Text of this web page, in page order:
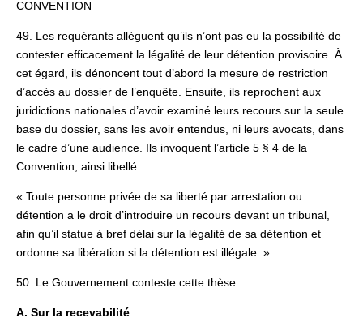
CONVENTION
49. Les requérants allèguent qu’ils n’ont pas eu la possibilité de
contester efficacement la légalité de leur détention provisoire. À
cet égard, ils dénoncent tout d’abord la mesure de restriction
d’accès au dossier de l’enquête. Ensuite, ils reprochent aux
juridictions nationales d’avoir examiné leurs recours sur la seule
base du dossier, sans les avoir entendus, ni leurs avocats, dans
le cadre d’une audience. Ils invoquent l’article 5 § 4 de la
Convention, ainsi libellé :
« Toute personne privée de sa liberté par arrestation ou
détention a le droit d’introduire un recours devant un tribunal,
afin qu’il statue à bref délai sur la légalité de sa détention et
ordonne sa libération si la détention est illégale. »
50. Le Gouvernement conteste cette thèse.
A. Sur la recevabilité